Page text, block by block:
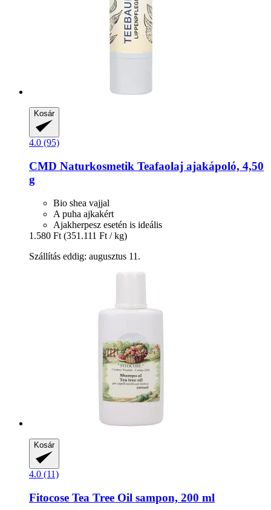
Kosár
4.0 (95)
CMD Naturkosmetik Teafaolaj ajakápoló, 4,50
g
Bio shea vajjal
A puha ajkakért
Ajakherpesz esetén is ideális
1.580 Ft (351.111 Ft / kg)
Szállítás eddig: augusztus 11.
Kosár
4.0 (11)
Fitocose Tea Tree Oil sampon, 200 ml